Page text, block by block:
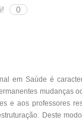
0
em Saúde é
mudanças
e aos professores
Deste